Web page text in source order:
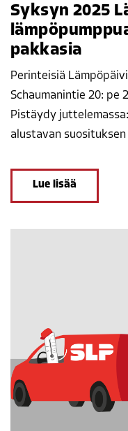
Syksyn 2025
pakkasia
Perinteisiä
Schaumanintie 20: pe
Pistäydy
alustavan
Lue lisää